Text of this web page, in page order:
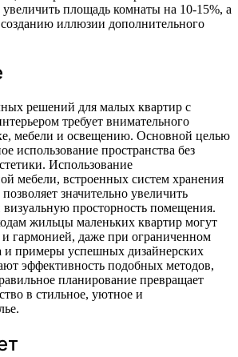
площадь комнаты на 10-15%, а
иллюзии дополнительного
решений для малых квартир с
требует внимательного
мебели и освещению. Основной целью
использование пространства без
Использование
мебели, встроенных систем хранения
значительно увеличить
просторность помещения.
жильцы маленьких квартир могут
гармонией, даже при ограниченном
и примеры успешных дизайнерских
эффективность подобных методов,
планирование превращает
в стильное, уютное и